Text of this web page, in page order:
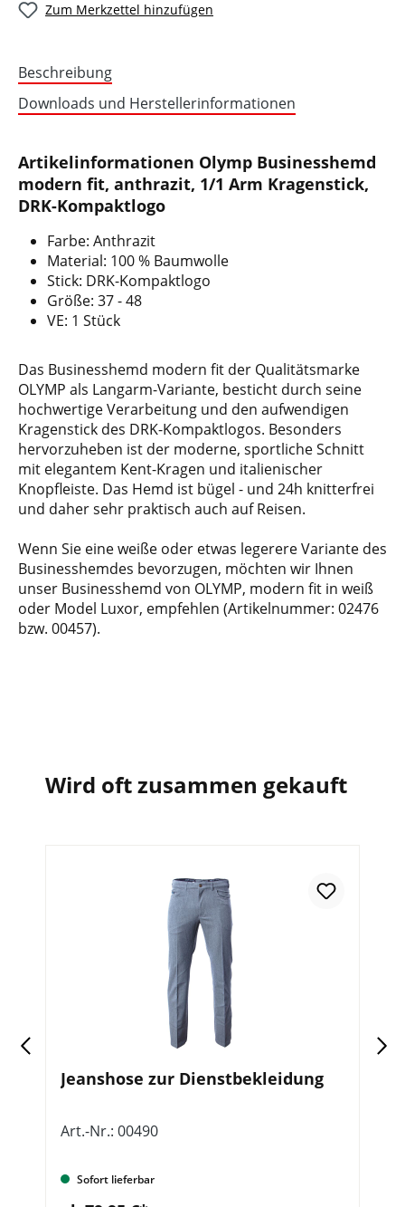
Zum Merkzettel hinzufügen
Beschreibung
Downloads und Herstellerinformationen
Artikelinformationen Olymp Businesshemd
modern fit, anthrazit, 1/1 Arm Kragenstick,
DRK-Kompaktlogo
Farbe: Anthrazit
Material: 100 % Baumwolle
Stick: DRK-Kompaktlogo
Größe: 37 - 48
VE: 1 Stück
Das Businesshemd modern fit der Qualitätsmarke
OLYMP als Langarm-Variante, besticht durch seine
hochwertige Verarbeitung und den aufwendigen
Kragenstick des DRK-Kompaktlogos. Besonders
hervorzuheben ist der moderne, sportliche Schnitt
mit elegantem Kent-Kragen und italienischer
Knopfleiste. Das Hemd ist bügel - und 24h knitterfrei
und daher sehr praktisch auch auf Reisen.
Wenn Sie eine weiße oder etwas legerere Variante des
Businesshemdes bevorzugen, möchten wir Ihnen
unser Businesshemd von OLYMP, modern fit in weiß
oder Model Luxor, empfehlen (Artikelnummer: 02476
bzw. 00457).
Wird oft zusammen gekauft
Jeanshose zur Dienstbekleidung
Art.-Nr.: 00490
Sofort lieferbar